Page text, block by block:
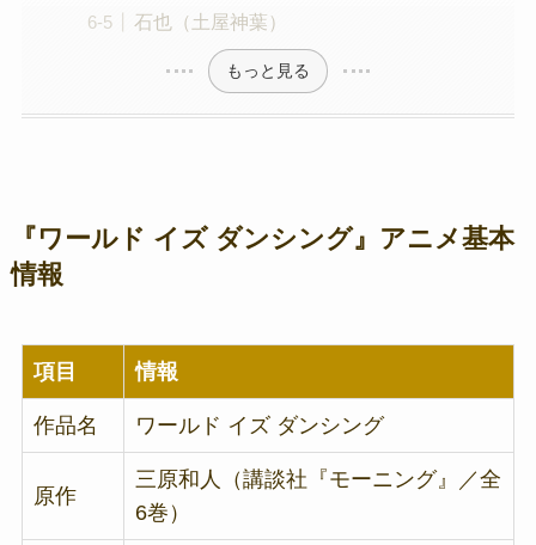
石也（土屋神葉）
もっと見る
『ワールド イズ ダンシング』アニメ基本
情報
項目 情報
作品名 ワールド イズ ダンシング
原作
三原和人（講談社『モーニング』／全
6巻）